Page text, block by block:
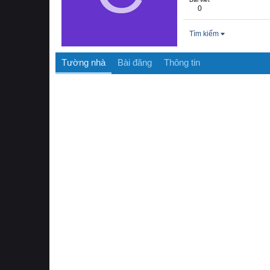
0
Tìm kiếm
Tường nhà Bài đăng Thông tin